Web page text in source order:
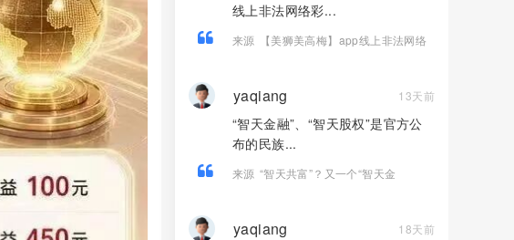
线上非法网络彩...
来源
【美狮美高梅】app线上非法网络
yaqiang 13天前
“智天金融”、“智天股权”是官方公
布的民族...
来源 “智天共富”？又一个“智天金
yaqiang 18天前